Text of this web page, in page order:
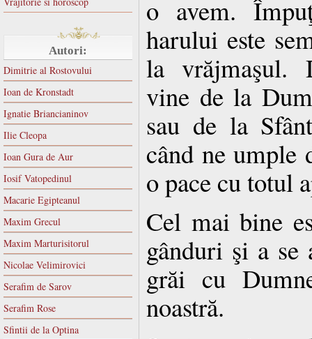
Autori:
Dimitrie al Rostovului
Ioan de Kronstadt
Ignatie Briancianinov
Ilie Cleopa
Ioan Gura de Aur
Iosif Vatopedinul
Macarie Egipteanul
Maxim Grecul
Maxim Marturisitorul
Nicolae Velimirovici
Serafim de Sarov
Serafim Rose
Sfintii de la Optina
o avem.
harului este
la vrăjmaşul.
vine de la
sau de la
când ne umple
o pace cu totul
Cel mai bine
gânduri şi a se
grăi cu
noastră.